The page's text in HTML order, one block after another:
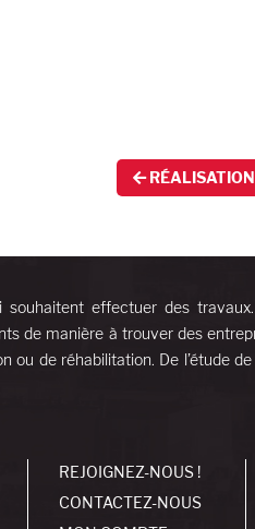
effectuer des
de manière à trouver des
de réhabilitation. De l’étude
REJOIGNEZ-NOUS !
CONTACTEZ-NOUS